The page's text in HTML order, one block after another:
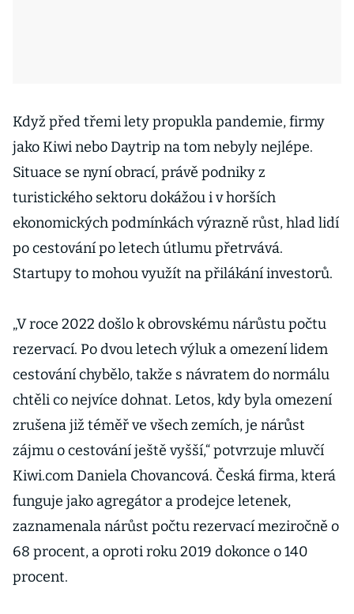
Když před třemi lety propukla pandemie, firmy
jako Kiwi nebo Daytrip na tom nebyly nejlépe.
Situace se nyní obrací, právě podniky z
turistického sektoru dokážou i v horších
ekonomických podmínkách výrazně růst, hlad lidí
po cestování po letech útlumu přetrvává.
Startupy to mohou využít na přilákání investorů.
„V roce 2022 došlo k obrovskému nárůstu počtu
rezervací. Po dvou letech výluk a omezení lidem
cestování chybělo, takže s návratem do normálu
chtěli co nejvíce dohnat. Letos, kdy byla omezení
zrušena již téměř ve všech zemích, je nárůst
zájmu o cestování ještě vyšší,“ potvrzuje mluvčí
Kiwi.com Daniela Chovancová. Česká firma, která
funguje jako agregátor a prodejce letenek,
zaznamenala nárůst počtu rezervací meziročně o
68 procent, a oproti roku 2019 dokonce o 140
procent.